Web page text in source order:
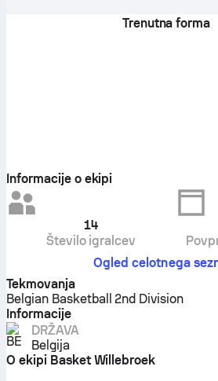
Trenutna forma
Informacije o ekipi
14
Število igralcev
Ogled celotnega
Tekmovanja
Belgian Basketball 2nd Division
Informacije
DRŽAVA
Belgija
O ekipi Basket Willebroek